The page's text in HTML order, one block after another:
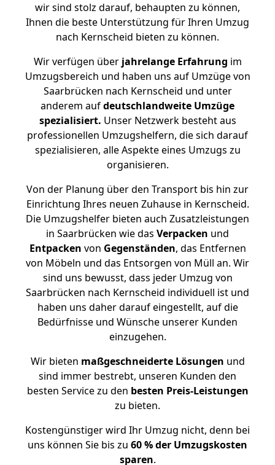
wir sind stolz darauf, behaupten zu können,
Ihnen die beste Unterstützung für Ihren Umzug
nach Kernscheid bieten zu können.
Wir verfügen überjahrelange Erfahrung im
Umzugsbereich und haben uns auf Umzüge von
Saarbrücken nach Kernscheid und unter
anderem aufdeutschlandweite Umzüge
spezialisiert. Unser Netzwerk besteht aus
professionellen Umzugshelfern, die sich darauf
spezialisieren, alle Aspekte eines Umzugs zu
organisieren.
Von der Planung über den Transport bis hin zur
Einrichtung Ihres neuen Zuhause in Kernscheid.
Die Umzugshelfer bieten auch Zusatzleistungen
in Saarbrücken wie das Verpacken und
Entpacken von Gegenständen, das Entfernen
von Möbeln und das Entsorgen von Müll an. Wir
sind uns bewusst, dass jeder Umzug von
Saarbrücken nach Kernscheid individuell ist und
haben uns daher darauf eingestellt, auf die
Bedürfnisse und Wünsche unserer Kunden
einzugehen.
Wir bieten maßgeschneiderte Lösungen und
sind immer bestrebt, unseren Kunden den
besten Service zu den besten Preis-Leistungen
zu bieten.
Kostengünstiger wird Ihr Umzug nicht, denn bei
uns können Sie bis zu 60 % der Umzugskosten
sparen.